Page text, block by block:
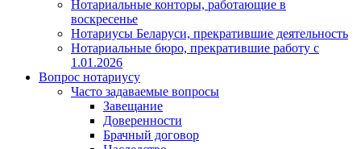
Нотариальные конторы, работающие в
воскресенье
Нотариусы Беларуси, прекратившие деятельность
Нотариальные бюро, прекратившие работу с
1.01.2026
Вопрос нотариусу
Часто задаваемые вопросы
Завещание
Доверенности
Брачный договор